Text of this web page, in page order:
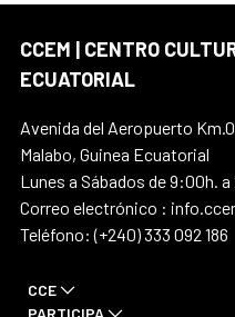
CCEM | CENTRO
ECUATORIAL
Avenida del Aeropuerto Km.0
Malabo, Guinea Ecuatorial
Lunes a Sábados de 9:00h. a
Correo electrónico :
Teléfono: (+240) 333 092 186
CCE
PARTICIPA